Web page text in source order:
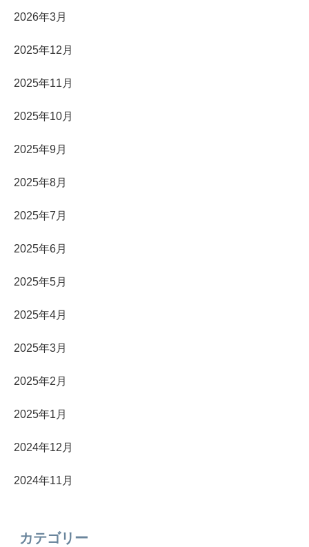
2026年3月
2025年12月
2025年11月
2025年10月
2025年9月
2025年8月
2025年7月
2025年6月
2025年5月
2025年4月
2025年3月
2025年2月
2025年1月
2024年12月
2024年11月
カテゴリー